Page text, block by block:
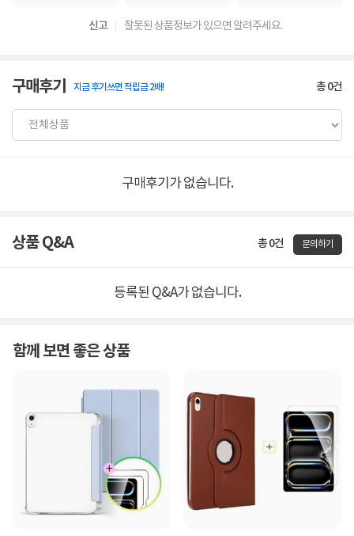
신고 잘못된 상품정보가 있으면 알려주세요.
구매후기 지금 후기쓰면 적립금 2배! 총0건
구매후기가 없습니다.
상품 Q&A 총 0건 문의하기
등록된 Q&A가 없습니다.
함께 보면 좋은 상품